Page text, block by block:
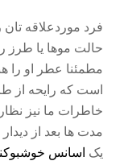
فرد موردعلاقه تان
حالت موها یا طرز
مطمئنا عطر او را
است که رایحه از
خاطرات ما نیز
مدت ها بعد از دیدار
یک اسانس